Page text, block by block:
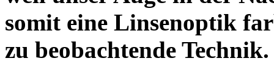
somit eine Linsenoptik
zu beobachtende